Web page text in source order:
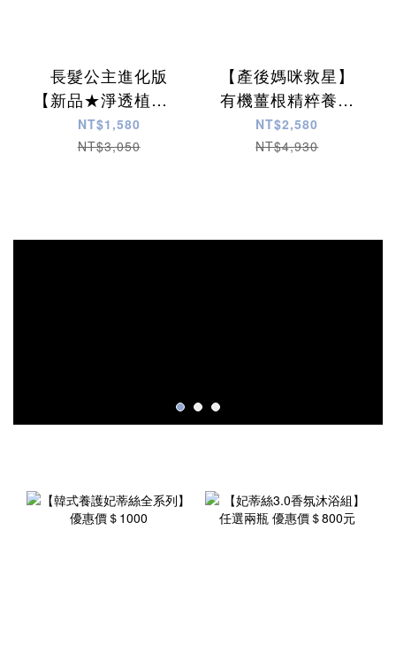
長髮公主進化版
【新品★淨透植萃控
油洗護組】
NT$1,580
NT$3,050
【產後媽咪救星】
有機薑根精粹養髮
四件組
NT$2,580
NT$4,930